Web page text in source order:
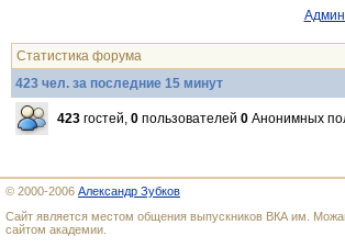
Статистика форума
423 чел. за последние 15 минут
423 гостей, 0 пользователей 0 Анонимных
© 2000-2006 Александр Зубков
Сайт является местом общения выпускников ВКА им.
сайтом академии.